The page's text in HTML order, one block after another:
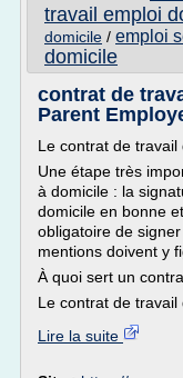
travail emploi
domicile / emploi
domicile
contrat de
Parent
Le contrat de
Une étape très
à domicile : la
domicile en bonne
obligatoire de
mentions doivent y
À quoi sert un
Le contrat de travail
Lire la suite